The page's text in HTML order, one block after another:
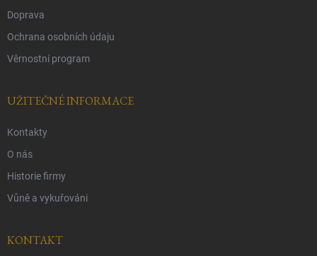
Doprava
Ochrana osobních údaju
Věrnostní program
UŽITEČNÉ INFORMACE
Kontakty
O nás
Historie firmy
Vůně a vykuřováni
KONTAKT